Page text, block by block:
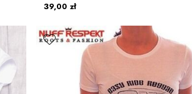
39,00 zł